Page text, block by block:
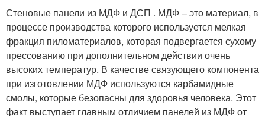
Стеновые панели из МДФ и ДСП . МДФ – это материал, в
процессе производства которого используется мелкая
фракция пиломатериалов, которая подвергается сухому
прессованию при дополнительном действии очень
высоких температур. В качестве связующего компонента
при изготовлении МДФ используются карбамидные
смолы, которые безопасны для здоровья человека. Этот
факт выступает главным отличием панелей из МДФ от